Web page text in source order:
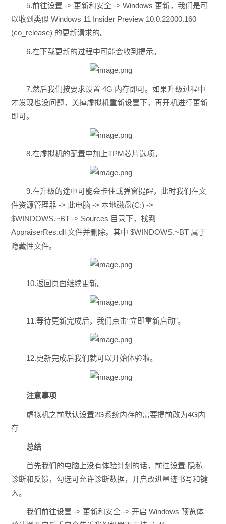
5.前往设置 -> 更新和安全 -> Windows 更新，我们是可
以收到类似 Windows 11 Insider Preview 10.0.22000.160
(co_release) 的更新请求的。
6.在下载更新的过程中可能会收到提示。
7.然后我们按要求设置 4G 内存即可。如果升级过程中
才发现也没问题，关掉虚拟机重新设置下，再开机进行更新
即可。
8.在虚拟机的配置中加上TPM芯片选项。
9.在升级的途中可能会卡住或弹窗提醒，此时我们在文
件资源管理器 -> 此电脑 -> 本地磁盘(C:) ->
$WINDOWS.~BT -> Sources 目录下，找到
AppraiserRes.dll 文件并删除。其中 $WINDOWS.~BT 属于
隐藏性文件。
10.返回页面继续更新。
11.等待更新完成后，我们点击“立即重新启动”。
12.更新完成后我们就可以开始体验啦。
注意事项
虚拟机之前默认设置2G系统内存的需要提前改为4G内
存
总结
首先我们的电脑上没有体验计划的话，前往设置-隐私-
诊断和反馈，勾选可允许诊断数据，开启改进墨迹书写和键
入。
我们前往设置 -> 更新和安全 -> 开启 Windows 预览体